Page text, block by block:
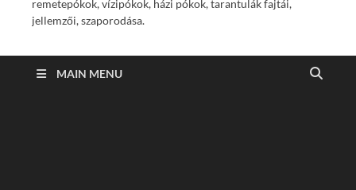
remetepókok, vízipókok, házi pókok, tarantulák fajtái,
jellemzői, szaporodása.
MAIN MENU